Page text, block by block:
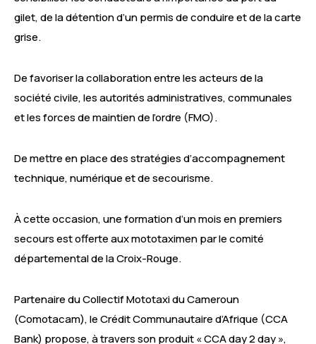
gilet, de la détention d’un permis de conduire et de la carte
grise.
De favoriser la collaboration entre les acteurs de la
société civile, les autorités administratives, communales
et les forces de maintien de l’ordre (FMO).
De mettre en place des stratégies d’accompagnement
technique, numérique et de secourisme.
À cette occasion, une formation d’un mois en premiers
secours est offerte aux mototaximen par le comité
départemental de la Croix-Rouge.
Partenaire du Collectif Mototaxi du Cameroun
(Comotacam), le Crédit Communautaire d’Afrique (CCA
Bank) propose, à travers son produit « CCA day 2 day »,